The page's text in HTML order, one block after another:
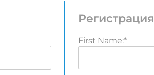
Регистрация
First Name:*